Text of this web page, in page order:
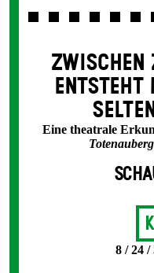
ZWISCHEN
Eine theatrale
Totenauberg
8 / 24 /